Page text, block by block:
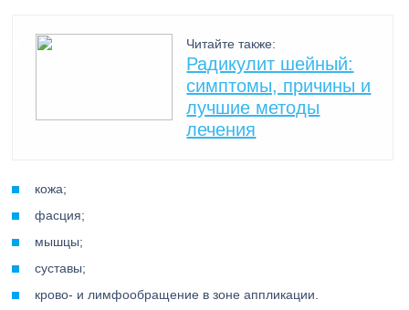
Читайте также:
Радикулит шейный:
симптомы, причины и
лучшие методы
лечения
кожа;
фасция;
мышцы;
суставы;
крово- и лимфообращение в зоне аппликации.